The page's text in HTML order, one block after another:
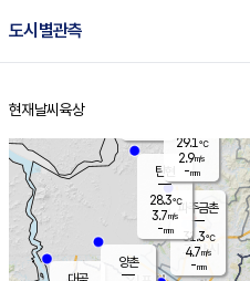
도시별관측
홈
현재날씨 육상
파주금촌
31.3℃
4.7m/s
-mm
탄현
28.3℃
3.7m/s
-mm
양촌
29.1℃
2.9m/s
-mm